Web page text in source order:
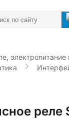
реле